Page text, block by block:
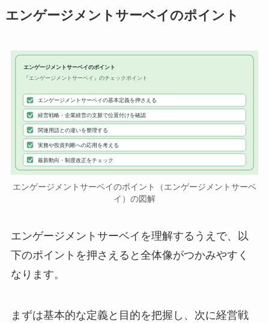
エンゲージメントサーベイのポイント
エンゲージメントサーベイのポイント
『エンゲージメントサーベイ』のチェックポイント
エンゲージメントサーベイの基本定義を押さえる
経営戦略・企業経営の文脈で位置付けを確認
関連用語との違いを整理する
実務や投資判断への応用を考える
最新動向・制度改正をチェック
エンゲージメントサーベイのポイント（エンゲージメントサーベ
イ）の図解
エンゲージメントサーベイを理解するうえで、以
下のポイントを押さえると全体像がつかみやすく
なります。
まずは基本的な定義と目的を把握し、次に経営戦